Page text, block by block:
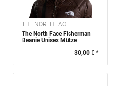
THE NORTH FACE
The North Face Fisherman
Beanie Unisex Mütze
30,00 € *